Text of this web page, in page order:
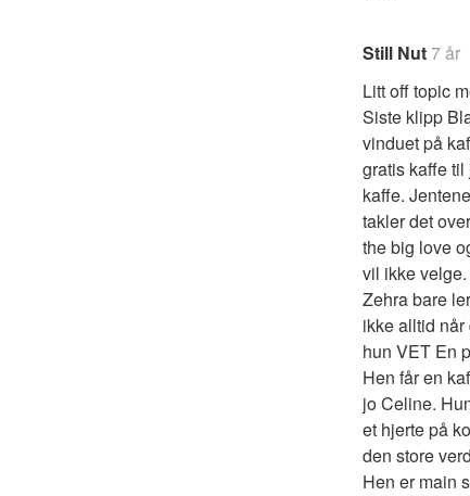
Still Nut7 år
Litt off topic
Siste klipp
vinduet på
gratis kaffe til
kaffe.
takler det
the big love
vil ikke
Zehra bare
ikke alltid
hun VET En
Hen får en
jo Celine.
et hjerte på
den store
Hen er main